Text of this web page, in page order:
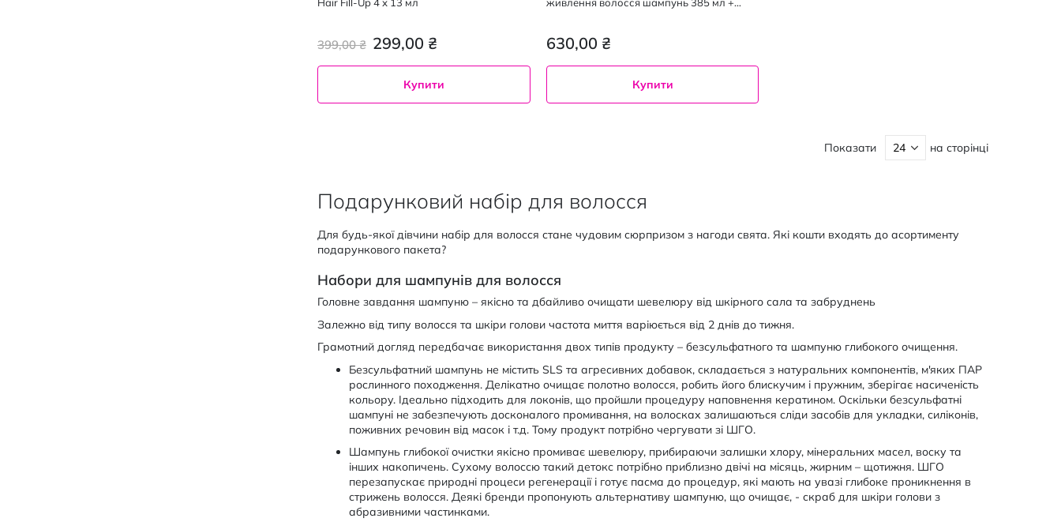
299,00 ₴
399,00 ₴
Купити
630,00 ₴
Купити
Показати на сторінці
Подарунковий набір для волосся
Для будь-якої дівчини набір для волосся стане чудовим сюрпризом з нагоди свята. Які кошти входять до асортименту
подарункового пакета?
Набори для шампунів для волосся
Головне завдання шампуню – якісно та дбайливо очищати шевелюру від шкірного сала та забруднень
Залежно від типу волосся та шкіри голови частота миття варіюється від 2 днів до тижня.
Грамотний догляд передбачає використання двох типів продукту – безсульфатного та шампуню глибокого очищення.
Безсульфатний шампунь не містить SLS та агресивних добавок, складається з натуральних компонентів, м'яких ПАР
рослинного походження. Делікатно очищає полотно волосся, робить його блискучим і пружним, зберігає насиченість
кольору. Ідеально підходить для локонів, що пройшли процедуру наповнення кератином. Оскільки безсульфатні
шампуні не забезпечують досконалого промивання, на волосках залишаються сліди засобів для укладки, силіконів,
поживних речовин від масок і т.д. Тому продукт потрібно чергувати зі ШГО.
Шампунь глибокої очистки якісно промиває шевелюру, прибираючи залишки хлору, мінеральних масел, воску та
інших накопичень. Сухому волоссю такий детокс потрібно приблизно двічі на місяць, жирним – щотижня. ШГО
перезапускає природні процеси регенерації і готує пасма до процедур, які мають на увазі глибоке проникнення в
стрижень волосся. Деякі бренди пропонують альтернативу шампуню, що очищає, - скраб для шкіри голови з
абразивними частинками.